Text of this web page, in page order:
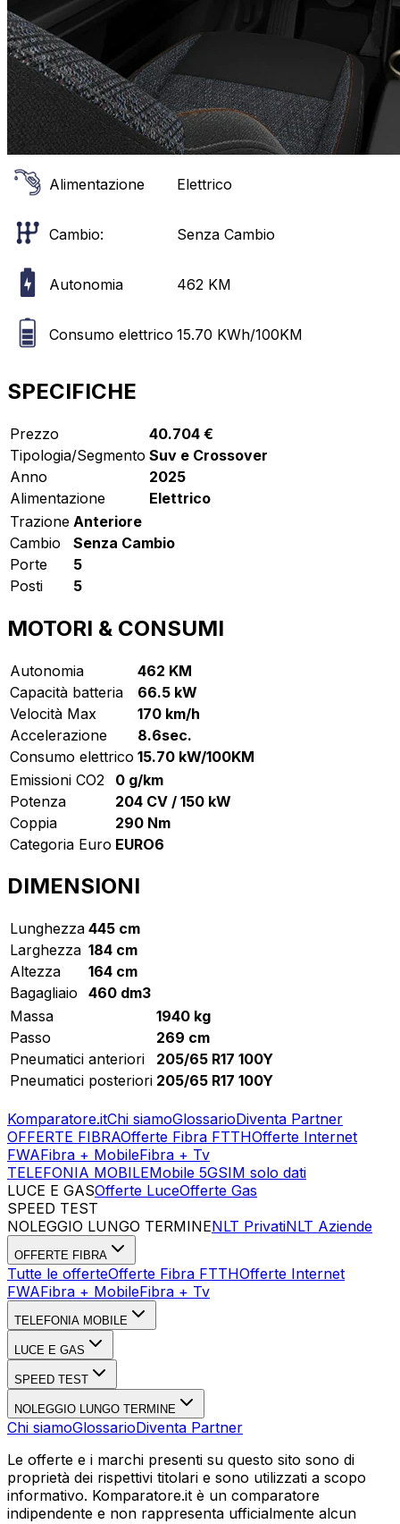
Alimentazione Elettrico
Cambio: Senza Cambio
Autonomia 462 KM
Consumo elettrico 15.70 KWh/100KM
SPECIFICHE
Prezzo
40.704 €
Tipologia/Segmento Suv e Crossover
Anno
2025
Alimentazione
Elettrico
Trazione Anteriore
Cambio
Senza Cambio
Porte
5
Posti
5
MOTORI & CONSUMI
Autonomia
462 KM
Capacità batteria
66.5 kW
Velocità Max
170 km/h
Accelerazione
8.6sec.
Consumo elettrico 15.70 kW/100KM
Emissioni CO2
0 g/km
Potenza
204 CV / 150 kW
Coppia
290 Nm
Categoria Euro EURO6
DIMENSIONI
Lunghezza 445 cm
Larghezza 184 cm
Altezza
164 cm
Bagagliaio
460 dm3
Massa
1940 kg
Passo
269 cm
Pneumatici anteriori
205/65 R17 100Y
Pneumatici posteriori 205/65 R17 100Y
Komparatore.itChi siamoGlossarioDiventa Partner
OFFERTE FIBRAOfferte Fibra FTTHOfferte Internet
FWAFibra + MobileFibra + Tv
TELEFONIA MOBILEMobile 5GSIM solo dati
LUCE E GASOfferte LuceOfferte Gas
SPEED TEST
NOLEGGIO LUNGO TERMINENLT PrivatiNLT Aziende
OFFERTE FIBRA
Tutte le offerteOfferte Fibra FTTHOfferte Internet
FWAFibra + MobileFibra + Tv
TELEFONIA MOBILE
LUCE E GAS
SPEED TEST
NOLEGGIO LUNGO TERMINE
Chi siamoGlossarioDiventa Partner
Le offerte e i marchi presenti su questo sito sono di
proprietà dei rispettivi titolari e sono utilizzati a scopo
informativo. Komparatore.it è un comparatore
indipendente e non rappresenta ufficialmente alcun